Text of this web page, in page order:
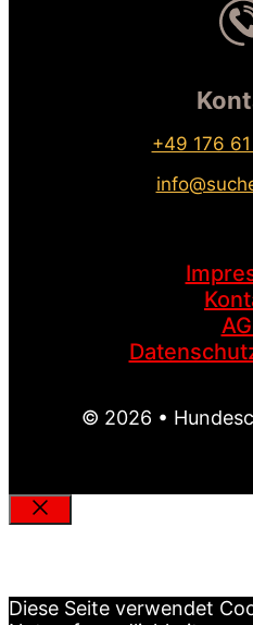
+49 176
© 2026 •
Schließen
Diese Seite verwendet